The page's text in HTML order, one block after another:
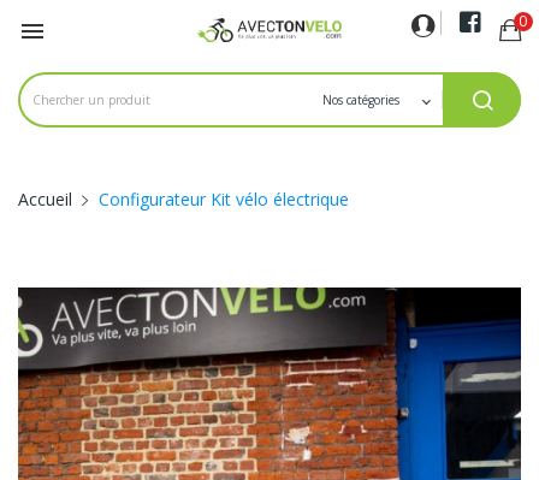
 0
Accueil Configurateur Kit vélo électrique